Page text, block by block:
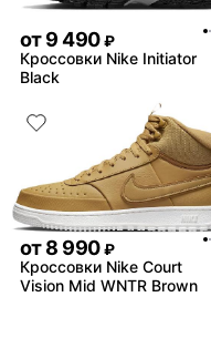
от9 490 ₽
Кроссовки Nike Initiator
Black
от8 990 ₽
Кроссовки Nike Court
Vision Mid WNTR Brown